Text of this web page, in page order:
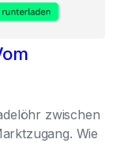
zwischen
Wie